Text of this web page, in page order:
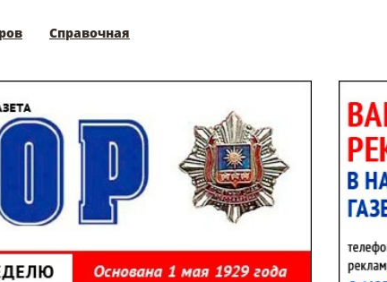
Справочная